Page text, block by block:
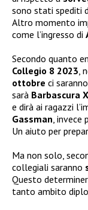
sono stati spediti
Altro momento
come l’ingresso di
Secondo quanto
Collegio 8 2023,
ottobre ci
sarà Barbascura X
e dirà ai ragazzi
Gassman, invece
Un aiuto per
Ma non solo,
collegiali saranno
Questo
tanto ambito